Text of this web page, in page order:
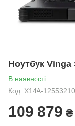
Ноутбук Vinga
В наявності
Код: X14A-
109 879 ₴